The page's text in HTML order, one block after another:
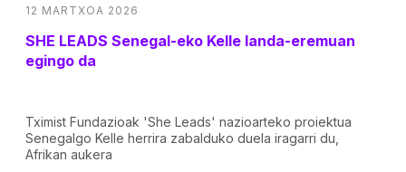
12 MARTXOA 2026
SHE LEADS Senegal-eko Kelle landa-eremuan
egingo da
Tximist Fundazioak 'She Leads' nazioarteko proiektua
Senegalgo Kelle herrira zabalduko duela iragarri du,
Afrikan aukera